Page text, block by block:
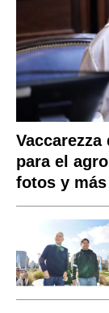
para el
fotos y